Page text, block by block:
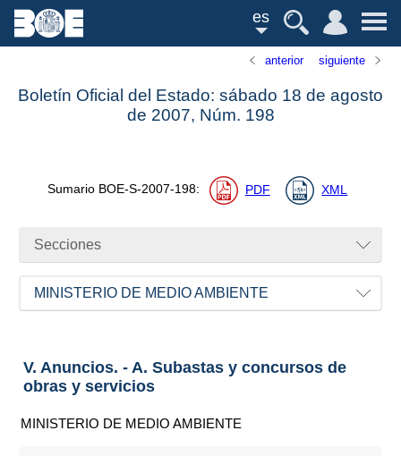
es
anterior siguiente
Boletín Oficial del Estado: sábado 18 de agosto
de 2007, Núm. 198
Sumario BOE-S-2007-198: PDF XML
Secciones
MINISTERIO DE MEDIO AMBIENTE
V. Anuncios. - A. Subastas y concursos de
obras y servicios
MINISTERIO DE MEDIO AMBIENTE